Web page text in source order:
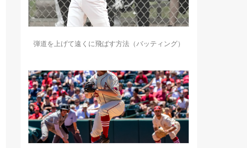
弾道を上げて遠くに飛ばす方法（バッティング）